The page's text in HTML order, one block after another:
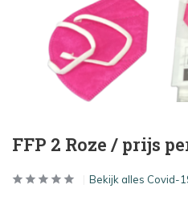
FFP 2 Roze / prijs
Bekijk alles Covid-